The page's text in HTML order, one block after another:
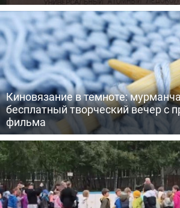
Киновязание в темноте:
бесплатный творческий вечер с
фильма